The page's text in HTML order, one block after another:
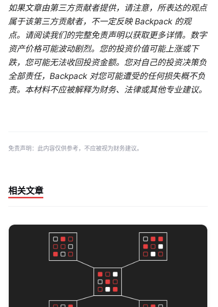
如果文章由第三方贡献者提供，请注意，所表达的观点
属于该第三方贡献者，不一定反映 Backpack 的观
点。请阅读我们的完整免责声明以获取更多详情。数字
资产价格可能波动剧烈。您的投资价值可能上涨或下
跌，您可能无法收回投资金额。您对自己的投资决策负
全部责任，Backpack 对您可能遭受的任何损失概不负
责。本材料不应被解释为财务、法律或其他专业建议。
免责声明：此内容仅供参考，不应被视为财务建议。
相关文章